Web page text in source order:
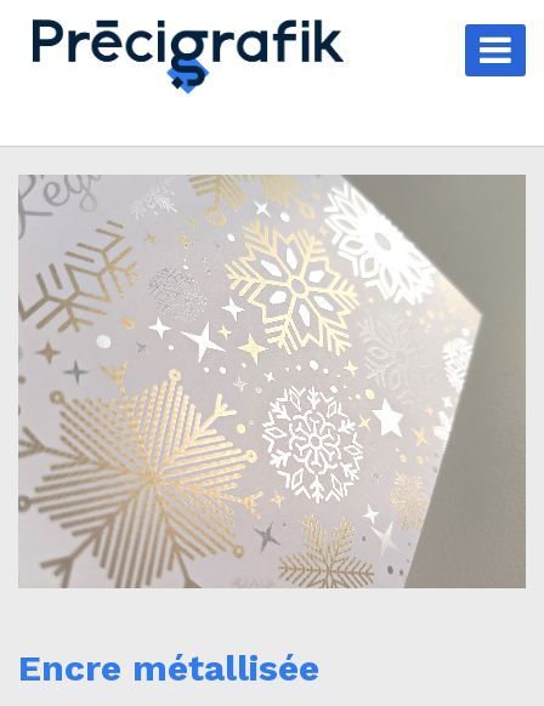
Encre métallisée